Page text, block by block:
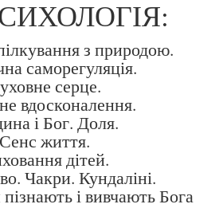
з природою.
саморегуляція.
серце.
вдосконалення.
і Бог. Доля.
Сенс життя.
дітей.
Чакри. Кундаліні.
і вивчають Бога